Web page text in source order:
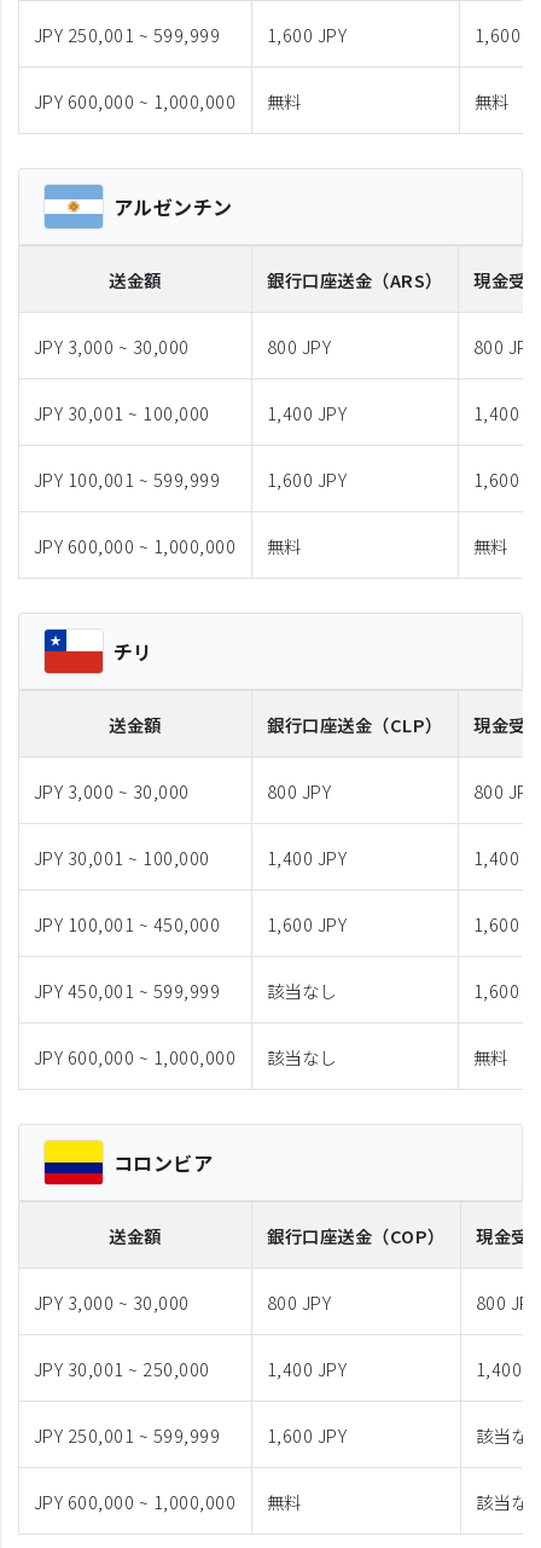
JPY 250,001 ~ 599,999 1,600 JPY 1,600
JPY 600,000 ~ 1,000,000 無料 無料
アルゼンチン
送金額 銀行口座送金 （ARS） 現金受
JPY 3,000 ~ 30,000 800 JPY 800 JPY
JPY 30,001 ~ 100,000 1,400 JPY 1,400
JPY 100,001 ~ 599,999 1,600 JPY 1,600
JPY 600,000 ~ 1,000,000 無料 無料
チリ
送金額 銀行口座送金 （CLP） 現金受
JPY 3,000 ~ 30,000 800 JPY 800 JPY
JPY 30,001 ~ 100,000 1,400 JPY 1,400
JPY 100,001 ~ 450,000 1,600 JPY 1,600
JPY 450,001 ~ 599,999 該当なし 1,600
JPY 600,000 ~ 1,000,000 該当なし 無料
コロンビア
送金額 銀行口座送金 （COP） 現金受
JPY 3,000 ~ 30,000 800 JPY 800 JPY
JPY 30,001 ~ 250,000 1,400 JPY 1,400
JPY 250,001 ~ 599,999 1,600 JPY 該当な
JPY 600,000 ~ 1,000,000 無料 該当な